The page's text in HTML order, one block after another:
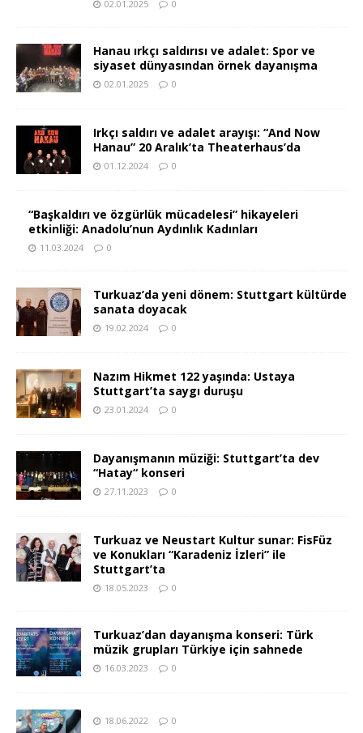
02.01.2025 0
Hanau ırkçı saldırısı ve adalet: Spor ve
siyaset dünyasından örnek dayanışma
02.01.2025 0
Irkçı saldırı ve adalet arayışı: “And Now
Hanau” 20 Aralık’ta Theaterhaus’da
01.12.2024 0
“Başkaldırı ve özgürlük mücadelesi” hikayeleri
etkinliği: Anadolu’nun Aydınlık Kadınları
11.03.2024 0
Turkuaz’da yeni dönem: Stuttgart kültürde
sanata doyacak
19.02.2024 0
Nazım Hikmet 122 yaşında: Ustaya
Stuttgart’ta saygı duruşu
23.01.2024 0
Dayanışmanın müziği: Stuttgart’ta dev
“Hatay“ konseri
27.11.2023 0
Turkuaz ve Neustart Kultur sunar: FisFüz
ve Konukları “Karadeniz İzleri” ile
Stuttgart’ta
18.05.2023 0
Turkuaz’dan dayanışma konseri: Türk
müzik grupları Türkiye için sahnede
16.03.2023 0
18.06.2022 0